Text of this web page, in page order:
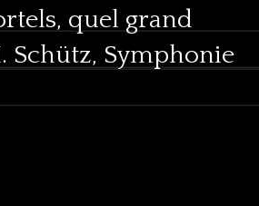
quel grand
Schütz, Symphonie